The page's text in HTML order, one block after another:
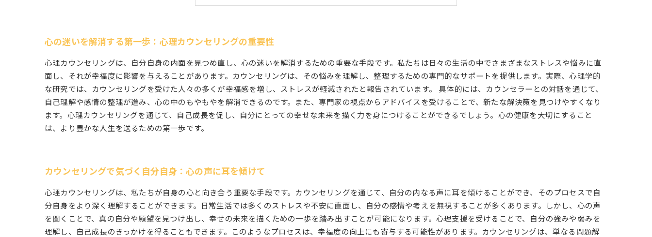
心の迷いを解消する第一歩：心理カウンセリングの重要性
心理カウンセリングは、自分自身の内面を見つめ直し、心の迷いを解消するための重要な手段です。私たちは日々の生活の中でさまざまなストレスや悩みに直
面し、それが幸福度に影響を与えることがあります。カウンセリングは、その悩みを理解し、整理するための専門的なサポートを提供します。実際、心理学的
な研究では、カウンセリングを受けた人々の多くが幸福感を増し、ストレスが軽減されたと報告されています。 具体的には、カウンセラーとの対話を通じて、
自己理解や感情の整理が進み、心の中のもやもやを解消できるのです。また、専門家の視点からアドバイスを受けることで、新たな解決策を見つけやすくなり
ます。心理カウンセリングを通じて、自己成長を促し、自分にとっての幸せな未来を描く力を身につけることができるでしょう。心の健康を大切にすること
は、より豊かな人生を送るための第一歩です。
カウンセリングで気づく自分自身：心の声に耳を傾けて
心理カウンセリングは、私たちが自身の心と向き合う重要な手段です。カウンセリングを通じて、自分の内なる声に耳を傾けることができ、そのプロセスで自
分自身をより深く理解することができます。日常生活では多くのストレスや不安に直面し、自分の感情や考えを無視することが多くあります。しかし、心の声
を聞くことで、真の自分や願望を見つけ出し、幸せの未来を描くための一歩を踏み出すことが可能になります。心理支援を受けることで、自分の強みや弱みを
理解し、自己成長のきっかけを得ることもできます。このようなプロセスは、幸福度の向上にも寄与する可能性があります。カウンセリングは、単なる問題解